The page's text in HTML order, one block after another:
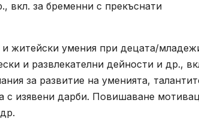
вкл. за бременни с прекъснати
житейски умения при децата/
и развлекателни дейности и др.,
за развитие на уменията,
с изявени дарби. Повишаване